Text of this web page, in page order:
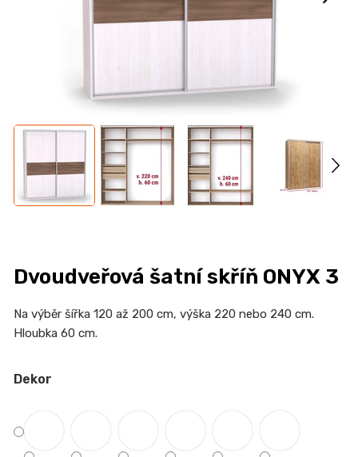
Dvoudveřová šatní skříň ONYX 3
Na výběr šířka 120 až 200 cm, výška 220 nebo 240 cm.
Hloubka 60 cm.
Dekor